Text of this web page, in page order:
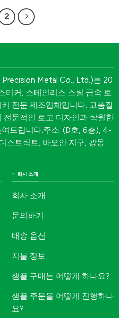
2
Metal Co., Ltd.)는 20
티커, 스테인리스 스틸 금속 로
전문 제조업체입니다. 고품질
문적인 로고 디자인과 탁월한
드립니다.주소: (D호, 6층), 4-
스트릭트, 바오안 지구, 광동
회사 소개
회사 소개
문의하기
배송 옵션
지불 정보
샘플 구매는 어떻게 하나요?
샘플 주문을 어떻게 진행하나
요?